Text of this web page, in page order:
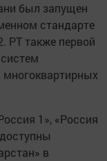
был запущен
стандарте
РТ также первой
многоквартирных
1», «Россия
в